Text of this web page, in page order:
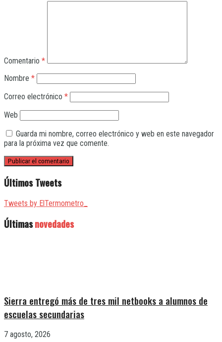
Comentario *
Nombre *
Correo electrónico *
Web
Guarda mi nombre, correo electrónico y web en este navegador
para la próxima vez que comente.
Últimos Tweets
Tweets by ElTermometro_
Últimasnovedades
Sierra entregó más de tres mil netbooks a alumnos de
escuelas secundarias
7 agosto, 2026